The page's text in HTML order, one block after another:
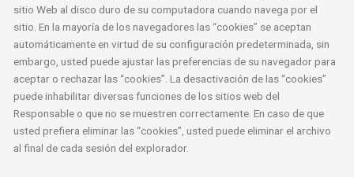
sitio Web al disco duro de su computadora cuando navega por el
sitio. En la mayoría de los navegadores las “cookies” se aceptan
automáticamente en virtud de su configuración predeterminada, sin
embargo, usted puede ajustar las preferencias de su navegador para
aceptar o rechazar las “cookies”. La desactivación de las “cookies”
puede inhabilitar diversas funciones de los sitios web del
Responsable o que no se muestren correctamente. En caso de que
usted prefiera eliminar las “cookies”, usted puede eliminar el archivo
al final de cada sesión del explorador.